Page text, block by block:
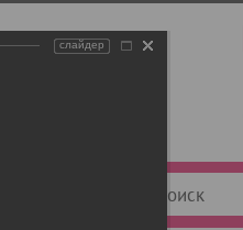
слайдер